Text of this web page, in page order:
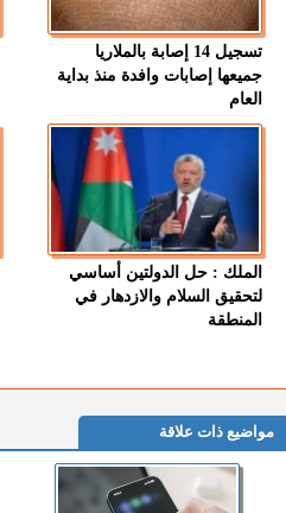
تسجيل 14 إصابة بالملاريا
جميعها إصابات وافدة منذ بداية
العام
الملك : حل الدولتين أساسي
لتحقيق السلام والازدهار في
المنطقة
مواضيع ذات علاقة